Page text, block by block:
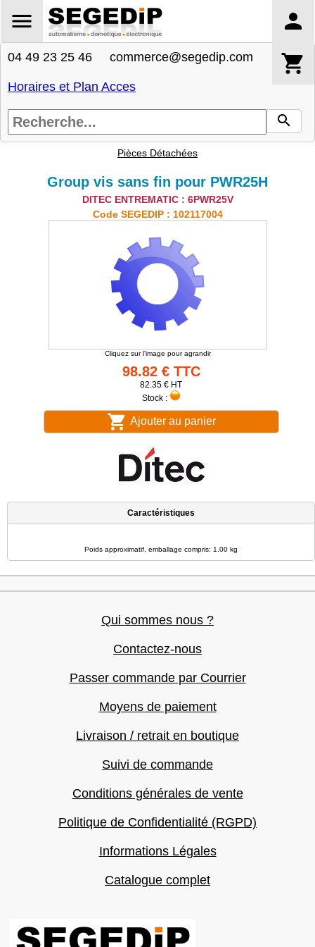
04 49 23 25 46 commerce@segedip.com
Horaires et Plan Acces
Pièces Détachées
Group vis sans fin pour PWR25H
DITEC ENTREMATIC : 6PWR25V
Code SEGEDIP : 102117004
Cliquez sur l'image pour agrandir
98.82 € TTC
82.35 € HT
Stock :
Ajouter au panier
Caractéristiques
Poids approximatif, emballage compris: 1.00 kg
Qui sommes nous ?
Contactez-nous
Passer commande par Courrier
Moyens de paiement
Livraison / retrait en boutique
Suivi de commande
Conditions générales de vente
Politique de Confidentialité (RGPD)
Informations Légales
Catalogue complet